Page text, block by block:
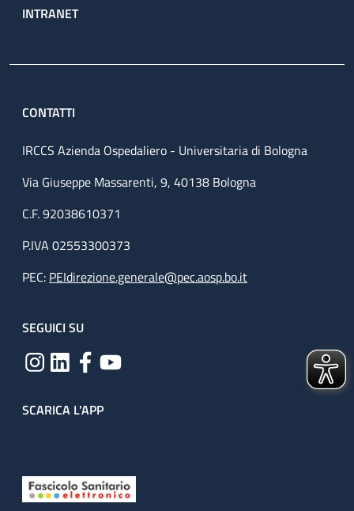
INTRANET
CONTATTI
IRCCS Azienda Ospedaliero - Universitaria di Bologna
Via Giuseppe Massarenti, 9, 40138 Bologna
C.F. 92038610371
P.IVA 02553300373
PEC: PEIdirezione.generale@pec.aosp.bo.it
SEGUICI SU
SCARICA L'APP